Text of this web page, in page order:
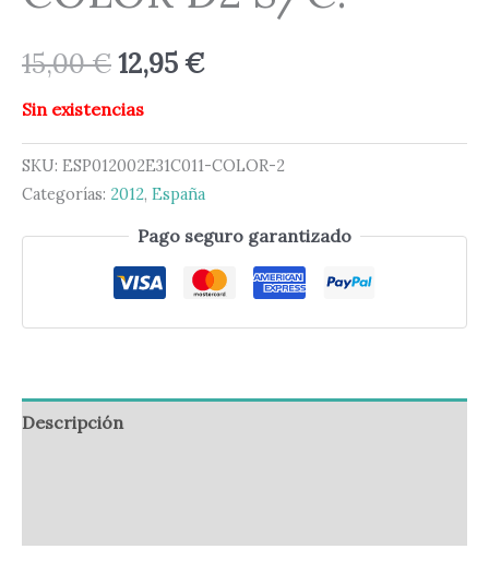
15,00€12,95€
Sin existencias
SKU: ESP012002E31C011-COLOR-2
Categorías: 2012, España
Pago seguro garantizado
Descripción